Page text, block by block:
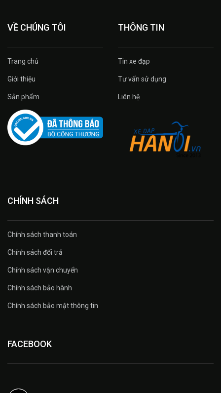
VỀ CHÚNG TÔI
Trang chủ
Giới thiệu
Sản phẩm
THÔNG TIN
Tin xe đạp
Tư vấn sử dụng
Liên hệ
CHÍNH SÁCH
Chính sách thanh toán
Chính sách đổi trả
Chính sách vận chuyển
Chính sách bảo hành
Chính sách bảo mật thông tin
FACEBOOK